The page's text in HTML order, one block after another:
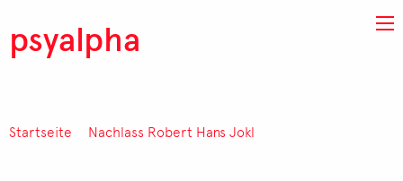
psyalpha
Pfadnavigation
Startseite Nachlass Robert Hans Jokl